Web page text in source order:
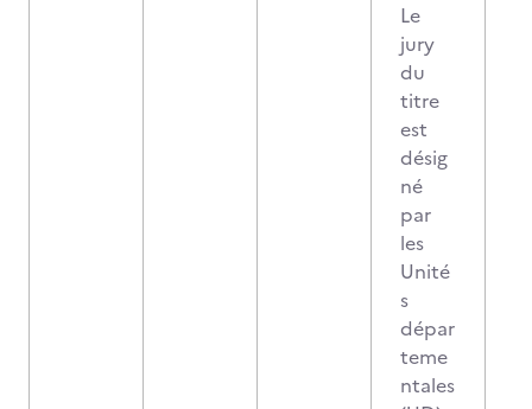
Le
jury
du
titre
est
désig
né
par
les
Unité
s
dépar
teme
ntales